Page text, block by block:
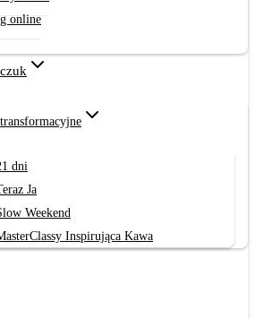
online
dni
Ja
Weekend
Inspirująca Kawa